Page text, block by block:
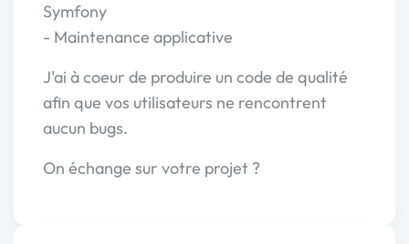
Symfony
- Maintenance applicative
J'ai à coeur de produire un code de qualité
afin que vos utilisateurs ne rencontrent
aucun bugs.
On échange sur votre projet ?